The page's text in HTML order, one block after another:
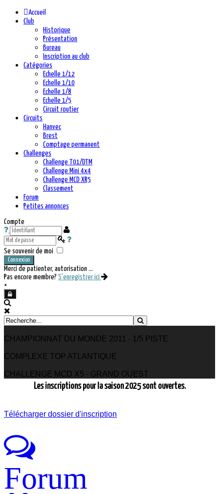
Accueil
Club
Historique
Présentation
Bureau
Inscription au club
Catégories
Echelle 1/12
Echelle 1/10
Echelle 1/8
Echelle 1/5
Circuit routier
Circuits
Hanvec
Brest
Comptage permanent
Challenges
Challenge T01/DTM
Challenge Mini 4x4
Challenge MCD XR5
Classement
Forum
Petites annonces
Compte
Se souvenir de moi
Connexion
Merci de patienter, autorisation ...
Pas encore membre? S'enregistrer ici
×
CHAMPIONNAT DU MONDE 2011 - 1/5 PISTE
COMPLEXE TOP ATLANTIQUE
CHALLENGE MCD X5 - GRAND OUEST
Les inscriptions pour la saison 2025 sont ouvertes.
Télécharger dossier d'inscription
Forum
précédente
précédent
suivante
suivant